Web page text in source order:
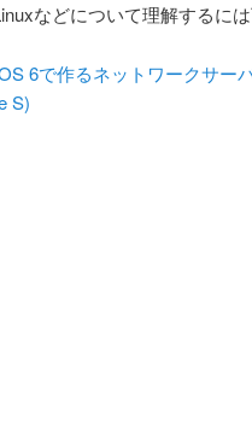
などについて理解するに
6で作るネットワークサー
S)